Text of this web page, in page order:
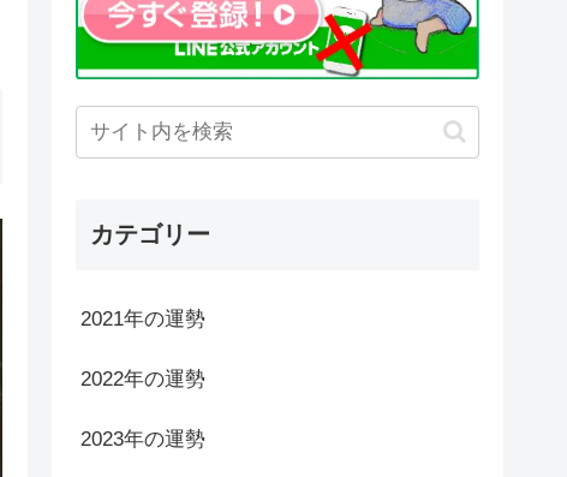
カテゴリー
2021年の運勢
2022年の運勢
2023年の運勢